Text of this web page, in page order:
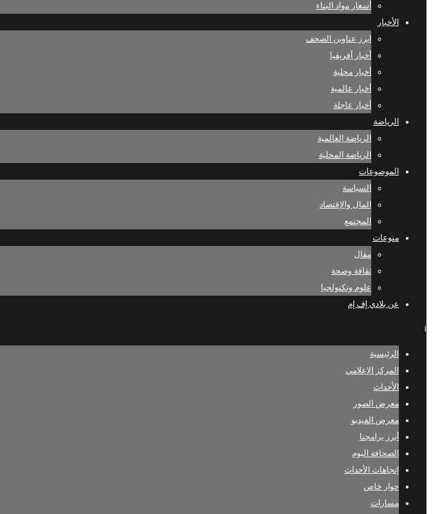
أسعار مواد البناء
الأخبار
ابرز عناوين الصحف
أخبار أفريقيا
أخبار محلية
أخبار عالمية
أخبار عاجلة
الرياضة
الرياضة العالمية
الرياضة المحلية
الموضوعات
السياسة
المال والإقتصاد
المجتمع
منوعات
مقال
ثقافة وصحة
علوم وتكنولجيا
عن بلادي إف إم
i
الرئيسية
المركز الإعلامي
الأحداث
معرض الصور
معرض الفيديو
أبرز برامجنا
الصحافة اليوم
إتجاهات الأحداث
حوار خاص
مسارات